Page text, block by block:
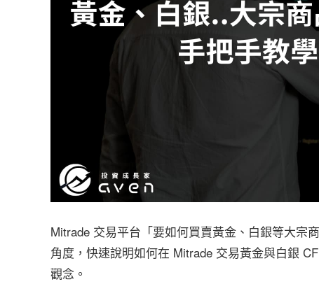
Mitrade 交易平台「要如何買賣黃金、白銀等大宗
角度，快速說明如何在 Mitrade 交易黃金與白銀
觀念。